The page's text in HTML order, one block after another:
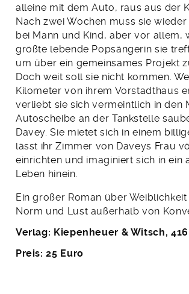
alleine mit dem Auto, raus aus der
Nach zwei Wochen muss sie
bei Mann und Kind, aber vor allem,
größte lebende Popsängerin sie
um über ein gemeinsames Projekt
Doch weit soll sie nicht kommen.
Kilometer von ihrem Vorstadthaus
verliebt sie sich vermeintlich in den
Autoscheibe an der Tankstelle
Davey. Sie mietet sich in einem
lässt ihr Zimmer von Daveys Frau
einrichten und imaginiert sich in ein
Leben hinein.
Ein großer Roman über
Norm und Lust außerhalb von
Verlag: Kiepenheuer & Witsch,
Preis: 25 Euro